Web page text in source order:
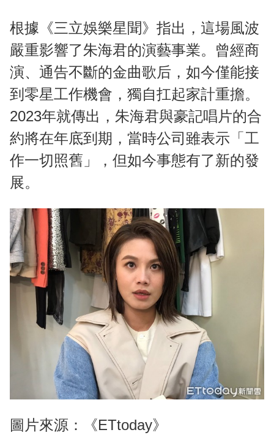
根據《三立娛樂星聞》指出，這場風波
嚴重影響了朱海君的演藝事業。曾經商
演、通告不斷的金曲歌后，如今僅能接
到零星工作機會，獨自扛起家計重擔。
2023年就傳出，朱海君與豪記唱片的合
約將在年底到期，當時公司雖表示「工
作一切照舊」，但如今事態有了新的發
展。
圖片來源：《ETtoday》